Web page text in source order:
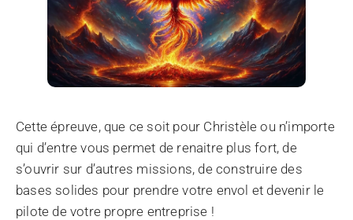
Cette épreuve, que ce soit pour Christèle ou n’importe
qui d’entre vous permet de renaitre plus fort, de
s’ouvrir sur d’autres missions, de construire des
bases solides pour prendre votre envol et devenir le
pilote de votre propre entreprise !